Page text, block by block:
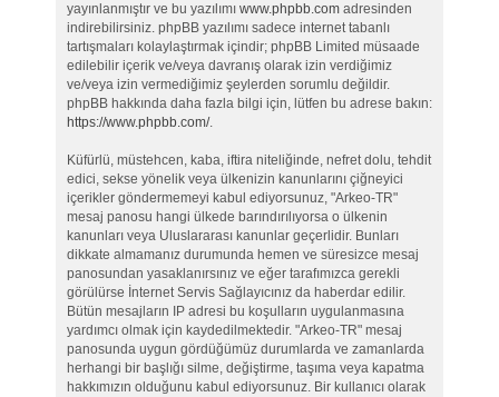
yayınlanmıştır ve bu yazılımı www.phpbb.comadresinden
indirebilirsiniz. phpBB yazılımı sadece internet tabanlı
tartışmaları kolaylaştırmak içindir; phpBB Limited müsaade
edilebilir içerik ve/veya davranış olarak izin verdiğimiz
ve/veya izin vermediğimiz şeylerden sorumlu değildir.
phpBB hakkında daha fazla bilgi için, lütfen bu adrese bakın:
https://www.phpbb.com/.
Küfürlü, müstehcen, kaba, iftira niteliğinde, nefret dolu, tehdit
edici, sekse yönelik veya ülkenizin kanunlarını çiğneyici
içerikler göndermemeyi kabul ediyorsunuz, "Arkeo-TR"
mesaj panosu hangi ülkede barındırılıyorsa o ülkenin
kanunları veya Uluslararası kanunlar geçerlidir. Bunları
dikkate almamanız durumunda hemen ve süresizce mesaj
panosundan yasaklanırsınız ve eğer tarafımızca gerekli
görülürse İnternet Servis Sağlayıcınız da haberdar edilir.
Bütün mesajların IP adresi bu koşulların uygulanmasına
yardımcı olmak için kaydedilmektedir. "Arkeo-TR" mesaj
panosunda uygun gördüğümüz durumlarda ve zamanlarda
herhangi bir başlığı silme, değiştirme, taşıma veya kapatma
hakkımızın olduğunu kabul ediyorsunuz. Bir kullanıcı olarak